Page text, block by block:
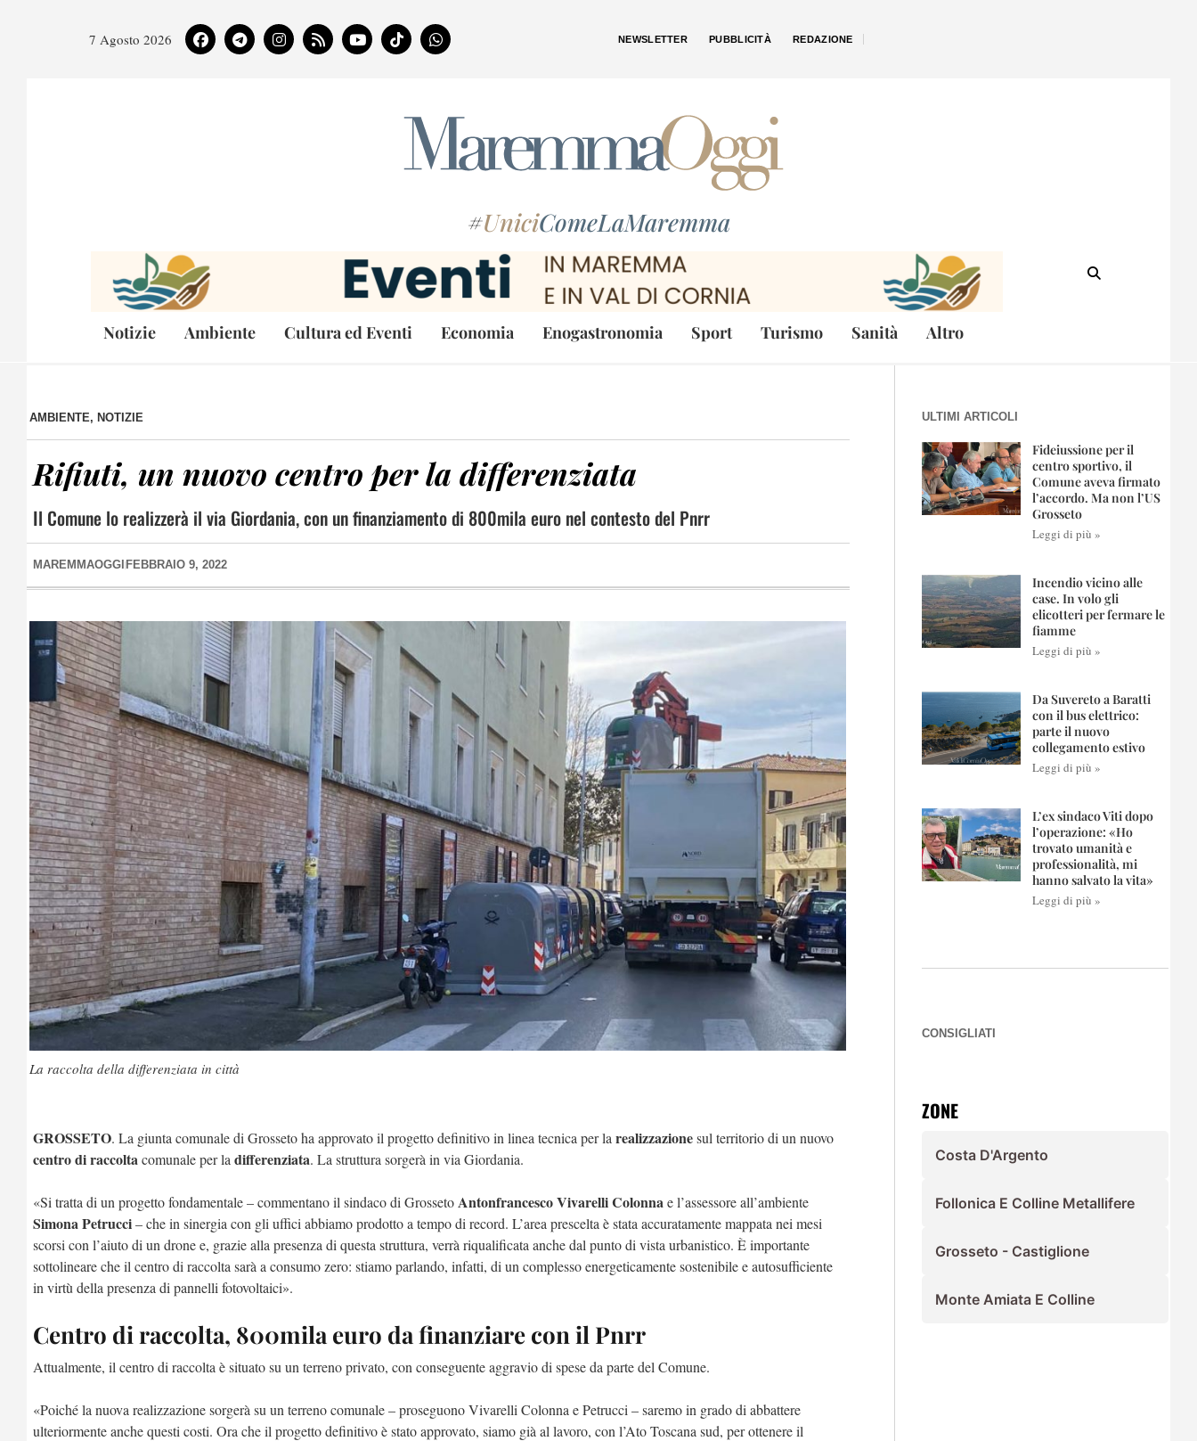
7 Agosto 2026 NEWSLETTER PUBBLICITÀ REDAZIONE
#UniciComeLaMaremma
Notizie Ambiente Cultura ed Eventi Economia Enogastronomia Sport Turismo Sanità Altro
AMBIENTE, NOTIZIE
Rifiuti, un nuovo centro per la differenziata
Il Comune lo realizzerà il via Giordania, con un finanziamento di 800mila euro nel contesto del Pnrr
MAREMMAOGGI FEBBRAIO 9, 2022
La raccolta della differenziata in città
GROSSETO. La giunta comunale di Grosseto ha approvato il progetto definitivo in linea tecnica per la realizzazionesul territorio di un nuovo
centro di raccoltacomunale per la differenziata. La struttura sorgerà in via Giordania.
«Si tratta di un progetto fondamentale – commentano il sindaco di GrossetoAntonfrancesco Vivarelli Colonnae l’assessore all’ambiente
Simona Petrucci– che in sinergia con gli uffici abbiamo prodotto a tempo di record. L’area prescelta è stata accuratamente mappata nei mesi
scorsi con l’aiuto di un drone e, grazie alla presenza di questa struttura, verrà riqualificata anche dal punto di vista urbanistico. È importante
sottolineare che il centro di raccolta sarà a consumo zero: stiamo parlando, infatti, di un complesso energeticamente sostenibile e autosufficiente
in virtù della presenza di pannelli fotovoltaici».
Centro di raccolta, 800mila euro da finanziare con il Pnrr
Attualmente, il centro di raccolta è situato su un terreno privato, con conseguente aggravio di spese da parte del Comune.
«Poiché la nuova realizzazione sorgerà su un terreno comunale – proseguono Vivarelli Colonna e Petrucci – saremo in grado di abbattere
ulteriormente anche questi costi. Ora che il progetto definitivo è stato approvato, siamo già al lavoro, con l’Ato Toscana sud, per ottenere il
ULTIMI ARTICOLI
Fideiussione per il
centro sportivo, il
Comune aveva firmato
l’accordo. Ma non l’US
Grosseto
Leggi di più »
Incendio vicino alle
case. In volo gli
elicotteri per fermare le
fiamme
Leggi di più »
Da Suvereto a Baratti
con il bus elettrico:
parte il nuovo
collegamento estivo
Leggi di più »
L’ex sindaco Viti dopo
l’operazione: «Ho
trovato umanità e
professionalità, mi
hanno salvato la vita»
Leggi di più »
CONSIGLIATI
ZONE
Costa D'Argento
Follonica E Colline Metallifere
Grosseto - Castiglione
Monte Amiata E Colline